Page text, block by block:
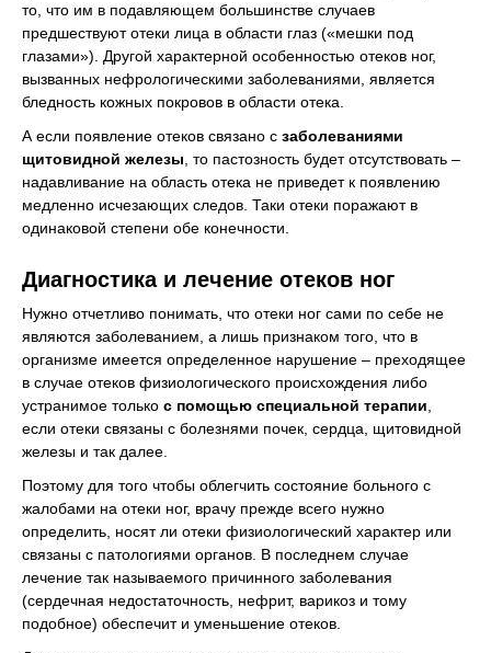
то, что им в подавляющем большинстве случаев
предшествуют отеки лица в области глаз («мешки под
глазами»). Другой характерной особенностью отеков ног,
вызванных нефрологическими заболеваниями, является
бледность кожных покровов в области отека.
А если появление отеков связано с заболеваниями
щитовидной железы , то пастозность будет отсутствовать –
надавливание на область отека не приведет к появлению
медленно исчезающих следов. Таки отеки поражают в
одинаковой степени обе конечности.
Диагностика и лечение отеков ног
Нужно отчетливо понимать, что отеки ног сами по себе не
являются заболеванием, а лишь признаком того, что в
организме имеется определенное нарушение – преходящее
в случае отеков физиологического происхождения либо
устранимое только с помощью специальной терапии
если отеки связаны с болезнями почек, сердца, щитовидной
железы и так далее.
Поэтому для того чтобы облегчить состояние больного с
жалобами на отеки ног, врачу прежде всего нужно
определить, носят ли отеки физиологический характер или
связаны с патологиями органов. В последнем случае
лечение так называемого причинного заболевания
(сердечная недостаточность, нефрит, варикоз и тому
подобное) обеспечит и уменьшение отеков.